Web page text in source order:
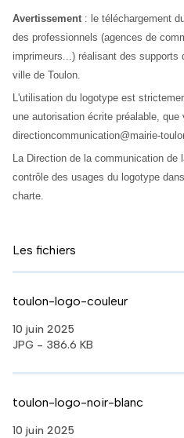
Avertissement : le téléchargement
des professionnels (agences de
imprimeurs...) réalisant des
ville de Toulon.
L'utilisation du logotype est
une autorisation écrite préalable,
directioncommunication@mairie-
La Direction de la communication de
contrôle des usages du logotype
charte.
Les fichiers
toulon-logo-couleur
10 juin 2025
JPG - 386.6 KB
toulon-logo-noir-blanc
10 juin 2025